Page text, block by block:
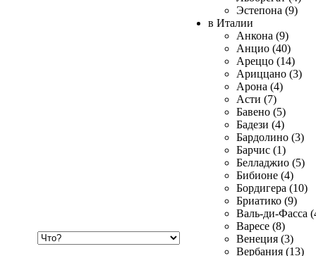
Эстепона (9)
в Италии
Анкона (9)
Анцио (40)
Ареццо (14)
Ариццано (3)
Арона (4)
Асти (7)
Бавено (5)
Бадези (4)
Бардолино (3)
Барчис (1)
Белладжио (5)
Бибионе (4)
Бордигера (10)
Бриатико (9)
Валь-ди-Фасса
Варесе (8)
Венеция (3)
Вербания (13)